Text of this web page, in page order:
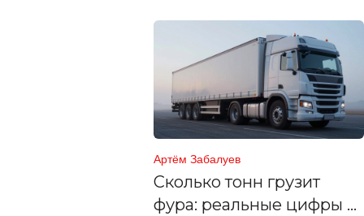
Артём Забалуев
Сколько тонн грузит
фура: реальные цифры и